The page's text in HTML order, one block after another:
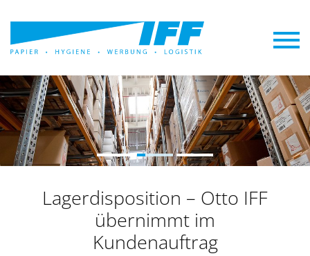
Lagerdisposition – Otto IFF
übernimmt im
Kundenauftrag